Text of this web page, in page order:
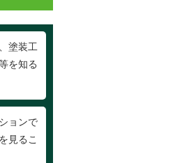
塗装工
を知る
ョンで
見るこ